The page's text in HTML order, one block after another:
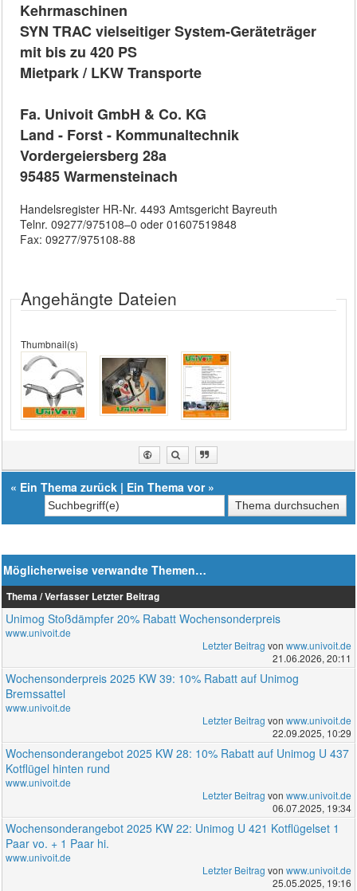
Kehrmaschinen
SYN TRAC vielseitiger System-Geräteträger
mit bis zu 420 PS
Mietpark / LKW Transporte
Fa. Univoit GmbH & Co. KG
Land - Forst - Kommunaltechnik
Vordergeiersberg 28a
95485 Warmensteinach
Handelsregister HR-Nr. 4493 Amtsgericht Bayreuth
Telnr. 09277/975108–0 oder 01607519848
Fax: 09277/975108-88
Angehängte Dateien
Thumbnail(s)
« Ein Thema zurück | Ein Thema vor»
Möglicherweise verwandte Themen…
Thema / Verfasser Letzter Beitrag
Unimog Stoßdämpfer 20% Rabatt Wochensonderpreis
www.univoit.de
Letzter Beitrag von www.univoit.de
21.06.2026, 20:11
Wochensonderpreis 2025 KW 39: 10% Rabatt auf Unimog
Bremssattel
www.univoit.de
Letzter Beitrag von www.univoit.de
22.09.2025, 10:29
Wochensonderangebot 2025 KW 28: 10% Rabatt auf Unimog U 437
Kotflügel hinten rund
www.univoit.de
Letzter Beitrag von www.univoit.de
06.07.2025, 19:34
Wochensonderangebot 2025 KW 22: Unimog U 421 Kotflügelset 1
Paar vo. + 1 Paar hi.
www.univoit.de
Letzter Beitrag von www.univoit.de
25.05.2025, 19:16